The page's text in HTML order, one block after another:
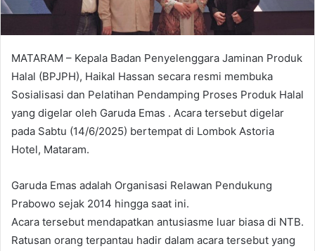
MATARAM – Kepala Badan Penyelenggara Jaminan Produk
Halal (BPJPH), Haikal Hassan secara resmi membuka
Sosialisasi dan Pelatihan Pendamping Proses Produk Halal
yang digelar oleh Garuda Emas . Acara tersebut digelar
pada Sabtu (14/6/2025) bertempat di Lombok Astoria
Hotel, Mataram.
Garuda Emas adalah Organisasi Relawan Pendukung
Prabowo sejak 2014 hingga saat ini.
Acara tersebut mendapatkan antusiasme luar biasa di NTB.
Ratusan orang terpantau hadir dalam acara tersebut yang